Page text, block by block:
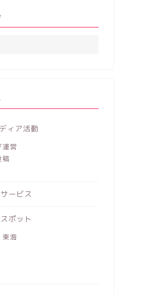
ィア活動
運営
稿
ービス
ポット
東海